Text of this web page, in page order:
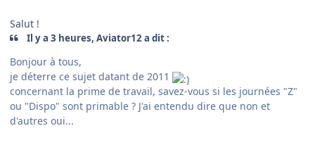
Salut !
Il y a 3 heures, Aviator12 a dit :
Bonjour à tous,
je déterre ce sujet datant de 2011
concernant la prime de travail, savez-vous si les journées "Z"
ou "Dispo" sont primable ? J'ai entendu dire que non et
d'autres oui...